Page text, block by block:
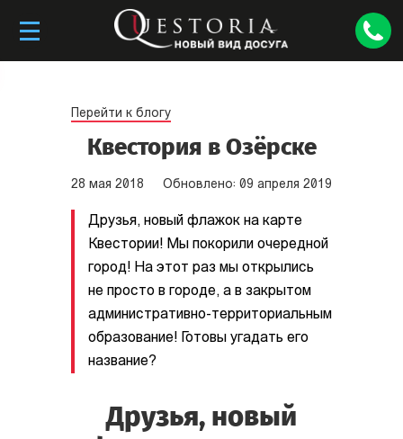
Перейти к блогу
Квестория в Озёрске
28 мая 2018 Обновлено: 09 апреля 2019
Друзья, новый флажок на карте
Квестории! Мы покорили очередной
город! На этот раз мы открылись
не просто в городе, а в закрытом
административно-территориальным
образование! Готовы угадать его
название?
Друзья, новый